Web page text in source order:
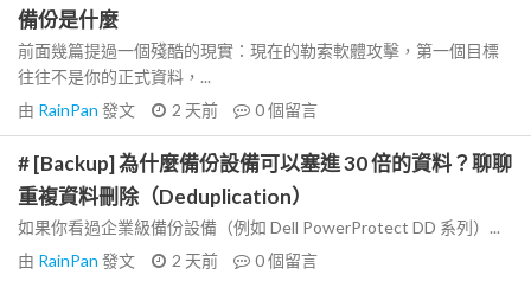
備份是什麼
前面幾篇提過一個殘酷的現實：現在的勒索軟體攻擊，第一個目標
往往不是你的正式資料，...
由 RainPan 發文 2 天前 0個留言
# [Backup] 為什麼備份設備可以塞進 30 倍的資料？聊聊
重複資料刪除（Deduplication）
如果你看過企業級備份設備（例如 Dell PowerProtect DD 系列）...
由 RainPan 發文 2 天前 0個留言